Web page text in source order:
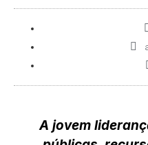
A jovem